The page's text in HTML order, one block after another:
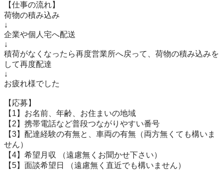
【仕事の流れ】
荷物の積み込み
↓
企業や個人宅へ配送
↓
積荷がなくなったら再度営業所へ戻って、荷物の積み込みを
して再度配達
↓
お疲れ様でした
【応募】
【1】お名前、年齢、お住まいの地域
【2】携帯電話など普段つながりやすい番号
【3】配達経験の有無と、車両の有無（両方無くても構いま
せん）
【4】希望月収 （遠慮無くお聞かせ下さい）
【5】面談希望日 （遠慮無く直近でも構いません）